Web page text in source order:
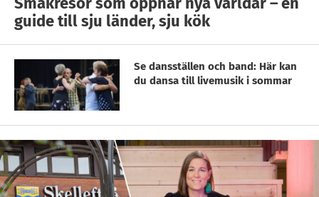
guide till sju länder, sju kök
Se dansställen och band: Här kan
du dansa till livemusik i sommar